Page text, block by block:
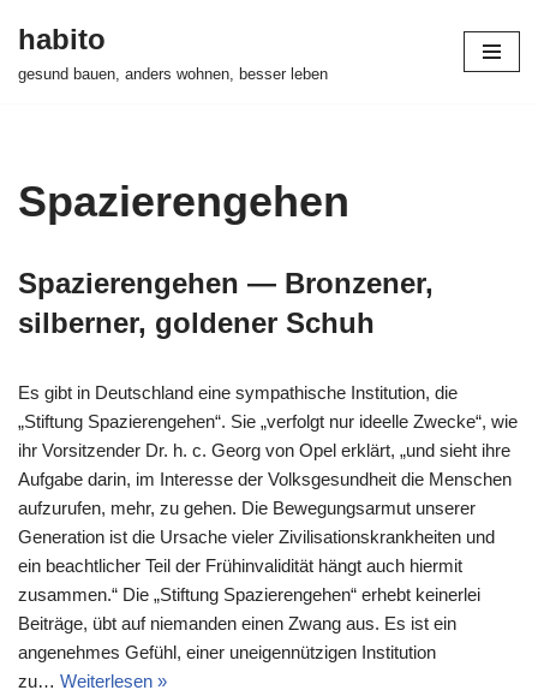
habito
gesund bauen, anders wohnen, besser leben
Spazierengehen
Spazierengehen — Bronzener,
silberner, goldener Schuh
Es gibt in Deutschland eine sympathische Institution, die
„Stiftung Spazierengehen“. Sie „verfolgt nur ideelle Zwecke“, wie
ihr Vorsitzender Dr. h. c. Georg von Opel erklärt, „und sieht ihre
Aufgabe darin, im Interesse der Volksgesundheit die Menschen
aufzurufen, mehr, zu gehen. Die Bewegungsarmut unserer
Generation ist die Ursache vieler Zivilisationskrankheiten und
ein beachtlicher Teil der Frühinvalidität hängt auch hiermit
zusammen.“ Die „Stiftung Spazierengehen“ erhebt keinerlei
Beiträge, übt auf niemanden einen Zwang aus. Es ist ein
angenehmes Gefühl, einer uneigennützigen Institution
zu… Weiterlesen »